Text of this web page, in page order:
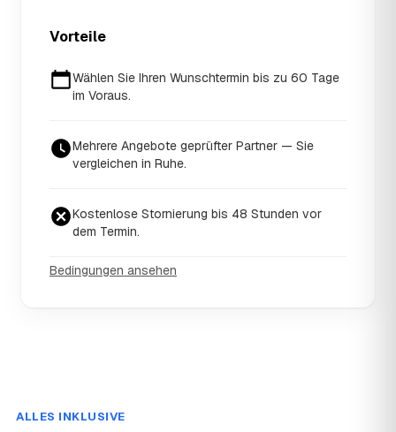
Vorteile
Wählen Sie Ihren Wunschtermin bis zu 60 Tage
im Voraus.
Mehrere Angebote geprüfter Partner — Sie
vergleichen in Ruhe.
Kostenlose Stornierung bis 48 Stunden vor
dem Termin.
Bedingungen ansehen
ALLES INKLUSIVE